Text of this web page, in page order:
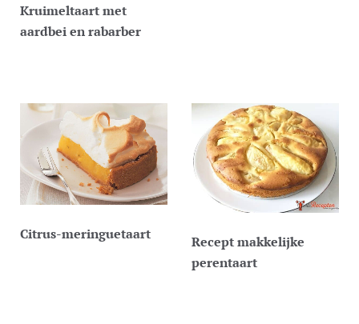
Kruimeltaart met
aardbei en rabarber
Citrus-meringuetaart
Recept makkelijke
perentaart